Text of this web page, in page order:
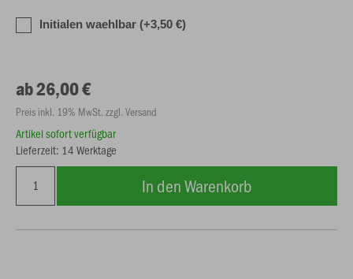
Initialen waehlbar (+3,50 €)
ab 26,00 €
Preis inkl. 19% MwSt. zzgl. Versand
Artikel sofort verfügbar
Lieferzeit: 14 Werktage
In den Warenkorb